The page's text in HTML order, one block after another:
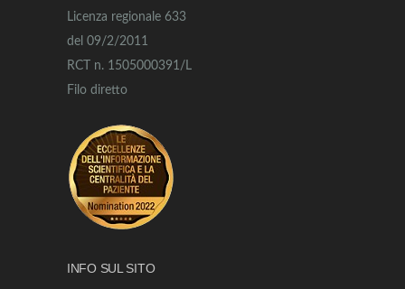
Licenza regionale 633
del 09/2/2011
RCT n. 1505000391/L
Filo diretto
INFO SUL SITO